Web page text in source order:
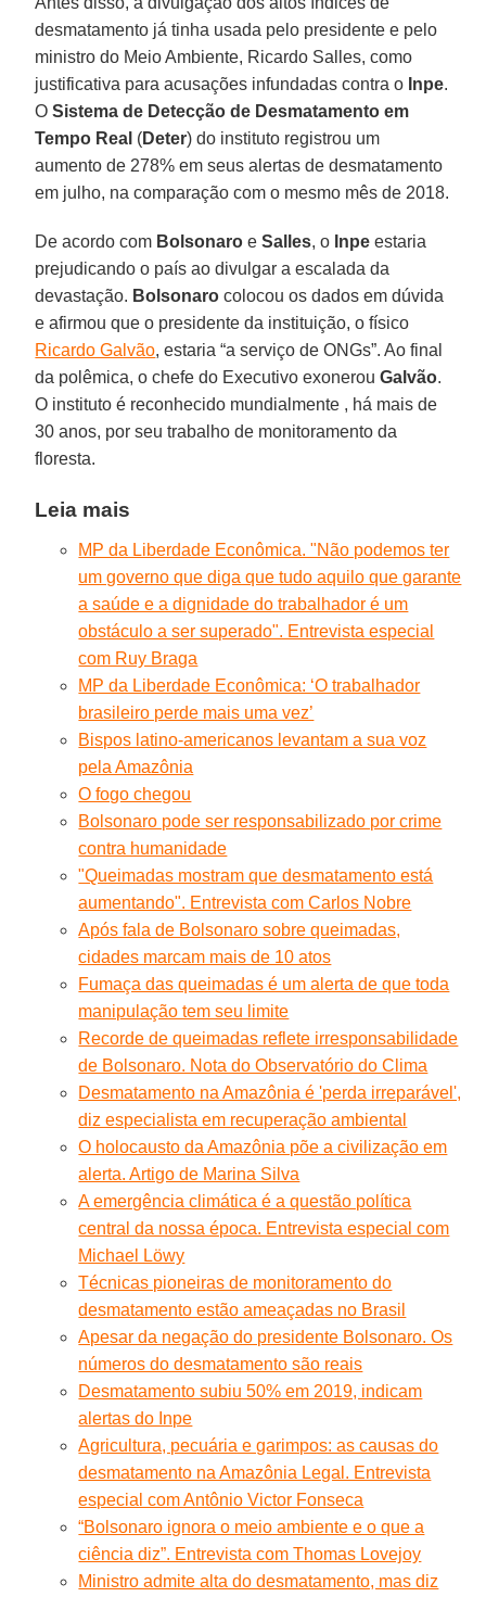
desmatamento já tinha usada pelo presidente e pelo
ministro do Meio Ambiente, Ricardo Salles, como
justificativa para acusações infundadas contra o Inpe.
OSistema de Detecção de Desmatamento em
Tempo Real (Deter) do instituto registrou um
aumento de 278% em seus alertas de desmatamento
em julho, na comparação com o mesmo mês de 2018.
De acordo com Bolsonaro eSalles, o Inpe estaria
prejudicando o país ao divulgar a escalada da
devastação. Bolsonaro colocou os dados em dúvida
e afirmou que o presidente da instituição, o físico
Ricardo Galvão, estaria “a serviço de ONGs”. Ao final
da polêmica, o chefe do Executivo exonerouGalvão.
O instituto é reconhecido mundialmente , há mais de
30 anos, por seu trabalho de monitoramento da
floresta.
Leia mais
MP da Liberdade Econômica. "Não podemos ter
um governo que diga que tudo aquilo que garante
a saúde e a dignidade do trabalhador é um
obstáculo a ser superado". Entrevista especial
com Ruy Braga
MP da Liberdade Econômica: ‘O trabalhador
brasileiro perde mais uma vez’
Bispos latino-americanos levantam a sua voz
pela Amazônia
O fogo chegou
Bolsonaro pode ser responsabilizado por crime
contra humanidade
"Queimadas mostram que desmatamento está
aumentando". Entrevista com Carlos Nobre
Após fala de Bolsonaro sobre queimadas,
cidades marcam mais de 10 atos
Fumaça das queimadas é um alerta de que toda
manipulação tem seu limite
Recorde de queimadas reflete irresponsabilidade
de Bolsonaro. Nota do Observatório do Clima
Desmatamento na Amazônia é 'perda irreparável',
diz especialista em recuperação ambiental
O holocausto da Amazônia põe a civilização em
alerta. Artigo de Marina Silva
A emergência climática é a questão política
central da nossa época. Entrevista especial com
Michael Löwy
Técnicas pioneiras de monitoramento do
desmatamento estão ameaçadas no Brasil
Apesar da negação do presidente Bolsonaro. Os
números do desmatamento são reais
Desmatamento subiu 50% em 2019, indicam
alertas do Inpe
Agricultura, pecuária e garimpos: as causas do
desmatamento na Amazônia Legal. Entrevista
especial com Antônio Victor Fonseca
“Bolsonaro ignora o meio ambiente e o que a
ciência diz”. Entrevista com Thomas Lovejoy
Ministro admite alta do desmatamento, mas diz